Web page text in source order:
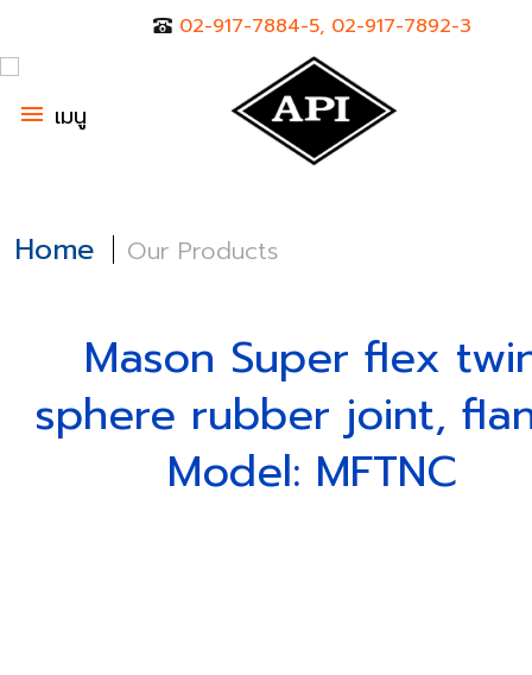
02-917-7884-5, 02-917-7892-3
menu เมนู
Home Our Products
Mason Super flex
sphere rubber joint,
Model: MFTNC